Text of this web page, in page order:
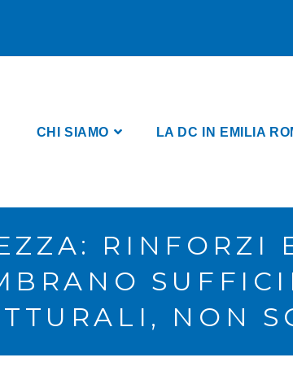
CHI SIAMO LA DC IN EMILIA
RINFORZI
NON